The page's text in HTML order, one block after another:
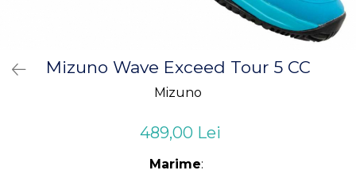
Mizuno Wave Exceed Tour 5 CC
Mizuno
489,00 Lei
Marime: